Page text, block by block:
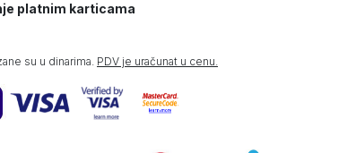
platnim karticama
su u dinarima. PDV je uračunat u cenu.